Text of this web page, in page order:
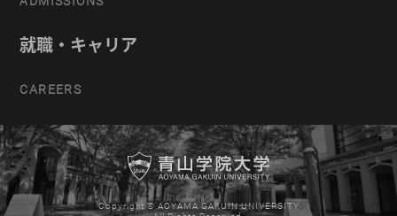
就職・キャリア
CAREERS
Copyright © AOYAMA GAKUIN UNIVERSITY